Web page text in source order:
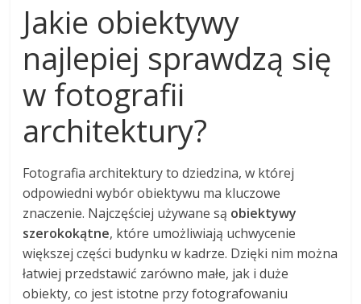
Jakie obiektywy
najlepiej sprawdzą się
w fotografii
architektury?
Fotografia architektury to dziedzina, w której
odpowiedni wybór obiektywu ma kluczowe
znaczenie. Najczęściej używane są obiektywy
szerokokątne, które umożliwiają uchwycenie
większej części budynku w kadrze. Dzięki nim można
łatwiej przedstawić zarówno małe, jak i duże
obiekty, co jest istotne przy fotografowaniu